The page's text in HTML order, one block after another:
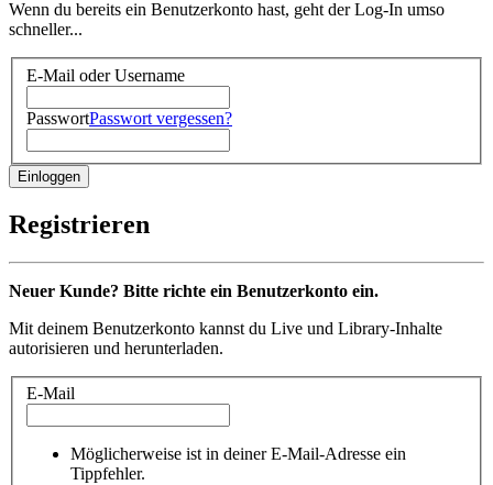
Wenn du bereits ein Benutzerkonto hast, geht der Log-In umso
schneller...
E-Mail oder Username
PasswortPasswort vergessen?
Registrieren
Neuer Kunde? Bitte richte ein Benutzerkonto ein.
Mit deinem Benutzerkonto kannst du Live und Library-Inhalte
autorisieren und herunterladen.
E-Mail
Möglicherweise ist in deiner E-Mail-Adresse ein
Tippfehler.